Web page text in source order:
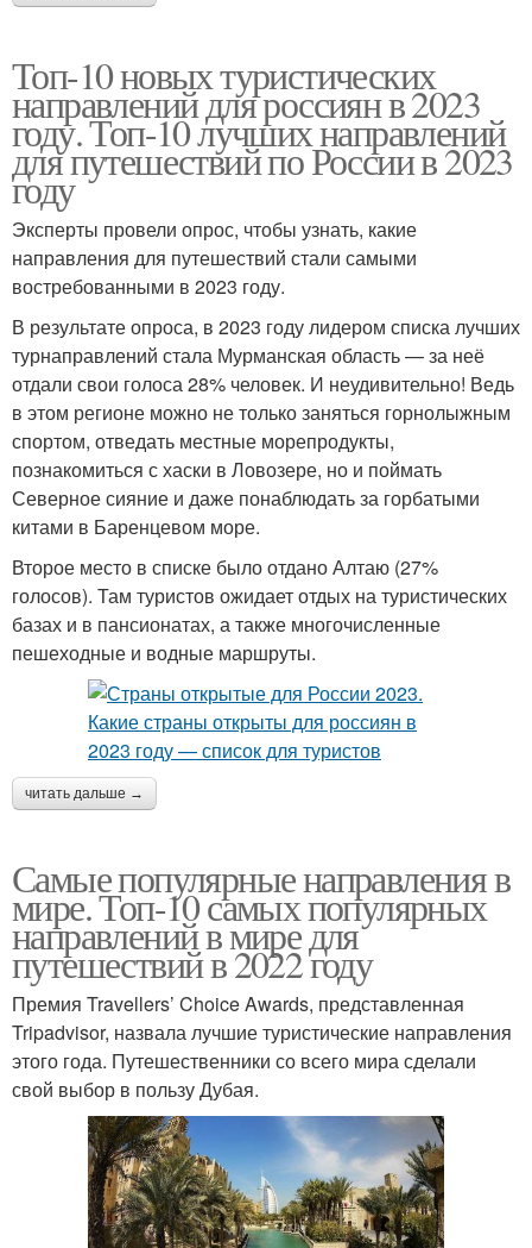
Топ-10 новых туристических
направлений для россиян в 2023
году. Топ-10 лучших направлений
для путешествий по России в 2023
году
Эксперты провели опрос, чтобы узнать, какие
направления ​​для путешествий стали самыми
востребованными в 2023 году.
В результате опроса, в 2023 году лидером списка лучших
турнаправлений стала Мурманская область — за неё
отдали свои голоса 28% человек. И неудивительно! Ведь
в этом регионе можно не только заняться горнолыжным
спортом, отведать местные морепродукты,
познакомиться с хаски в Ловозере, но и поймать
Северное сияние и даже понаблюдать за горбатыми
китами в Баренцевом море.
Второе место в списке было отдано Алтаю (27%
голосов). Там туристов ожидает отдых на туристических
базах и в пансионатах, а также многочисленные
пешеходные и водные маршруты.
читать дальше →
Самые популярные направления в
мире. Топ-10 самых популярных
направлений в мире для
путешествий в 2022 году
Премия Travellers’ Choice Awards, представленная
Tripadvisor, назвала лучшие туристические направления
этого года. Путешественники со всего мира сделали
свой выбор в пользу Дубая.